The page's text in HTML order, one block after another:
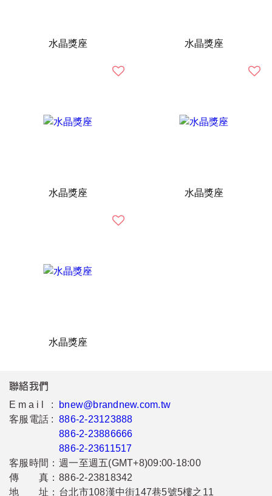
水晶獎座 水晶獎座
水晶獎座 水晶獎座
水晶獎座
聯絡我們
Email :
bnew@brandnew.com.tw
客服電話 : 886-2-23123888
886-2-23886666
886-2-23611517
客服時間： 週一至週五(GMT+8)09:00-18:00
傳 真： 886-2-23818342
地 址： 台北市108漢中街147巷5號5樓之11